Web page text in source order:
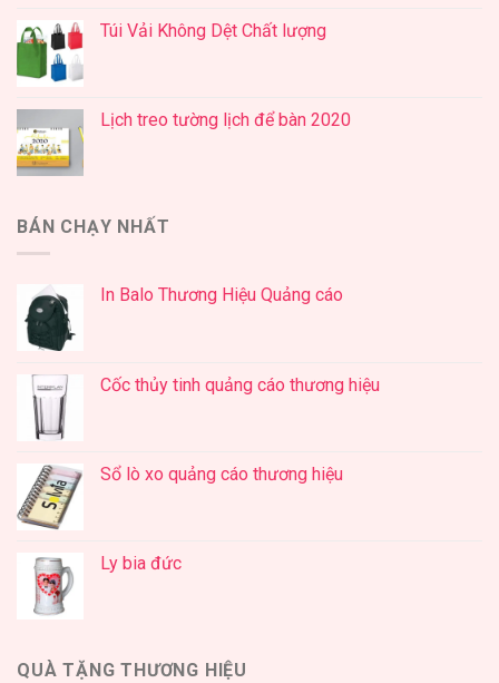
Túi Vải Không Dệt Chất lượng
Lịch treo tường lịch để bàn 2020
BÁN CHẠY NHẤT
In Balo Thương Hiệu Quảng cáo
Cốc thủy tinh quảng cáo thương hiệu
Sổ lò xo quảng cáo thương hiệu
Ly bia đức
QUÀ TẶNG THƯƠNG HIỆU